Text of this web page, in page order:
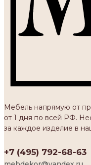
Мебель напрямую от
от 1 дня по всей РФ.
за каждое изделие в
+7 (495) 792-68-63